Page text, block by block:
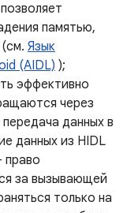
памятью,
Язык
(AIDL) );
эффективно
через
данных в
данных из HIDL
право
за вызывающей
только на